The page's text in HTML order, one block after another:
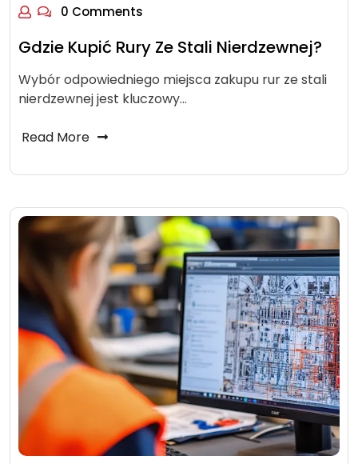
0 Comments
Gdzie Kupić Rury Ze Stali Nierdzewnej?
Wybór odpowiedniego miejsca zakupu rur ze stali
nierdzewnej jest kluczowy…
Read More